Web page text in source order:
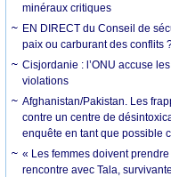
minéraux critiques
EN DIRECT du Conseil de
paix ou carburant des conflits
Cisjordanie : l’ONU accuse
violations
Afghanistan/Pakistan. Les
contre un centre de
enquête en tant que possible
« Les femmes doivent
rencontre avec Tala,